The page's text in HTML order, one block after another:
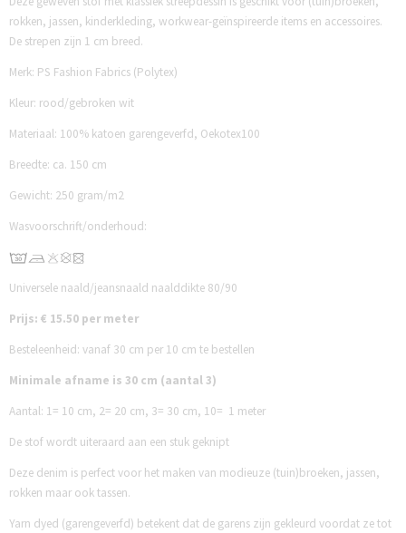
rokken, jassen, kinderkleding, workwear-geïnspireerde items en accessoires.
De strepen zijn 1 cm breed.
Merk: PS Fashion Fabrics (Polytex)
Kleur: rood/gebroken wit
Materiaal: 100% katoen garengeverfd, Oekotex100
Breedte: ca. 150 cm
Gewicht: 250 gram/m2
Wasvoorschrift/onderhoud:
Universele naald/jeansnaald naalddikte 80/90
Prijs: € 15.50 per meter
Besteleenheid: vanaf 30 cm per 10 cm te bestellen
Minimale afname is 30 cm (aantal 3)
Aantal: 1= 10 cm, 2= 20 cm, 3= 30 cm, 10= 1 meter
De stof wordt uiteraard aan een stuk geknipt
Deze denim is perfect voor het maken van modieuze (tuin)broeken, jassen,
rokken maar ook tassen.
Yarn dyed (garengeverfd) betekent dat de garens zijn gekleurd voordat ze tot